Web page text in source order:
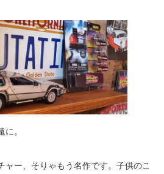
。
ャー、そりゃもう名作です。子供のこ